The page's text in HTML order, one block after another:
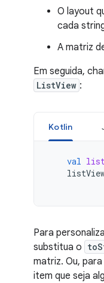
O layout
cada
A matriz
Em seguida,
ListView :
Kotlin
val
Para
substitua o
matriz. Ou,
item que seja